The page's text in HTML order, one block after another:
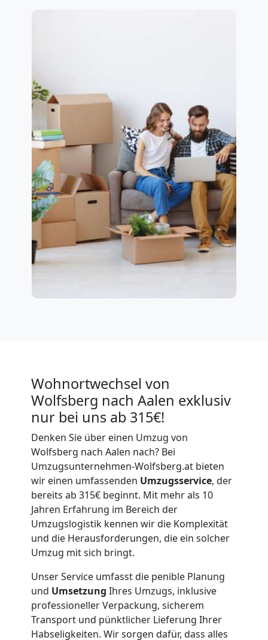
Wohnortwechsel von
Wolfsberg nach Aalen exklusiv
nur bei uns ab 315€!
Denken Sie über einen Umzug von
Wolfsberg nach Aalen nach? Bei
Umzugsunternehmen-Wolfsberg.at bieten
wir einen umfassenden Umzugsservice, der
bereits ab 315€ beginnt. Mit mehr als 10
Jahren Erfahrung im Bereich der
Umzugslogistik kennen wir die Komplexität
und die Herausforderungen, die ein solcher
Umzug mit sich bringt.
Unser Service umfasst die penible Planung
und Umsetzung Ihres Umzugs, inklusive
professioneller Verpackung, sicherem
Transport und pünktlicher Lieferung Ihrer
Habseligkeiten. Wir sorgen dafür, dass alles